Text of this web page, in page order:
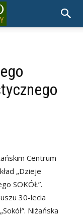
Centrum
„Dzieje
SOKÓŁ”.
30-lecia
Niżańska